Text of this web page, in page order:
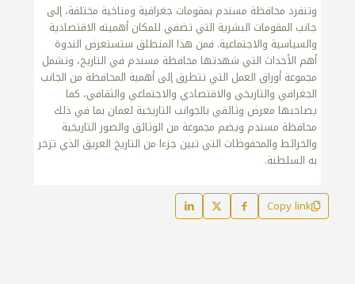
وتنفرد محافظة مسندم بمقومات جغرافية ومناخية مختلفة، إلى
جانب المقومات البشرية التي تضفي للمكان أهميته الاقتصادية
والسياسية والاجتماعية. فمن هذا المنطلق ستستعرض الندوة
أهم الأحداث التي شهدتها محافظة مسندم في التاريخ، وتشمل
مجموعة أوراق العمل التي تتطرق إلى أهمية المحافظة من الجانب
الجغرافي والتاريخي والاقتصادي والاجتماعي والثقافي، كما
يصاحبها معرض وثائقي بالجوانب التاريخية لعمان بما في ذلك
محافظة مسندم ويضم مجموعة من الوثائق والصور التاريخية
والخرائط والمحفوظات التي تبين جزءا من التاريخ العريق الذي تزخر
به السلطنة.
Copy link